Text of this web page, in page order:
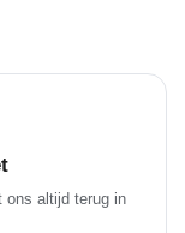
ons altijd terug in